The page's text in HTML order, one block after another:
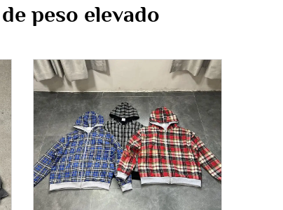
peso elevado